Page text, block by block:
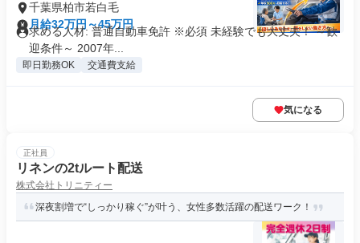
千葉県柏市若白毛
月給32万円～45万円
求める人材: 普通自動車免許 ※必須 未経験でも大丈夫！ ～歓
迎条件～ 2007年...
即日勤務OK 交通費支給
気になる
正社員
リネンの2tルート配送
株式会社トリニティー
深夜割増で“しっかり稼ぐ”が叶う、女性多数活躍の配送ワーク！